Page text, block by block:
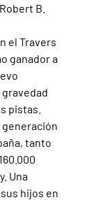
B.
el Travers
ganador a
pistas.
generación
tanto
Una
hijos en